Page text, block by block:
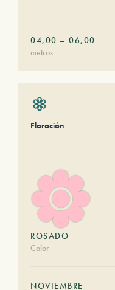
04,00 – 06,00
metros
Floración
ROSADO
Color
NOVIEMBRE